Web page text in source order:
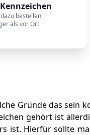
bestellen,
als vor Ort
Gründe das sein
gehört ist
ist. Hierfür sollte